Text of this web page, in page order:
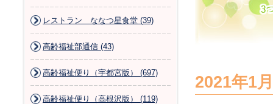
2021年1月
レストラン ななつ星食堂 (39)
高齢福祉部通信 (43)
高齢福祉便り（宇都宮版） (697)
高齢福祉便り（高根沢版） (119)